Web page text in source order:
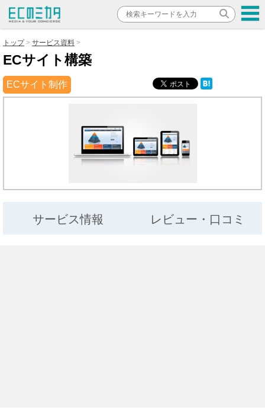
トップ サービス資料
ECサイト構築
ECサイト制作
サービス情報 レビュー・口コミ